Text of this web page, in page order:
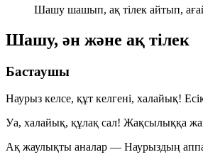
Шашу шашып, ақ тілек айтып,
Шашу, ән және ақ тілек
Бастаушы
Наурыз келсе, құт келгені, халайық!
Уа, халайық, құлақ сал! Жақсылыққа
Ақ жаулықты аналар — Наурыздың